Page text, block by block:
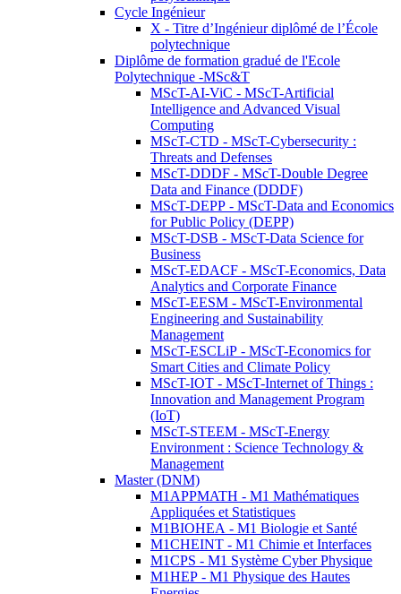
Cycle Ingénieur
X - Titre d’Ingénieur diplômé de l’École
polytechnique
Diplôme de formation gradué de l'Ecole
Polytechnique -MSc&T
MScT-AI-ViC - MScT-Artificial
Intelligence and Advanced Visual
Computing
MScT-CTD - MScT-Cybersecurity :
Threats and Defenses
MScT-DDDF - MScT-Double Degree
Data and Finance (DDDF)
MScT-DEPP - MScT-Data and Economics
for Public Policy (DEPP)
MScT-DSB - MScT-Data Science for
Business
MScT-EDACF - MScT-Economics, Data
Analytics and Corporate Finance
MScT-EESM - MScT-Environmental
Engineering and Sustainability
Management
MScT-ESCLiP - MScT-Economics for
Smart Cities and Climate Policy
MScT-IOT - MScT-Internet of Things :
Innovation and Management Program
(IoT)
MScT-STEEM - MScT-Energy
Environment : Science Technology &
Management
Master (DNM)
M1APPMATH - M1 Mathématiques
Appliquées et Statistiques
M1BIOHEA - M1 Biologie et Santé
M1CHEINT - M1 Chimie et Interfaces
M1CPS - M1 Système Cyber Physique
M1HEP - M1 Physique des Hautes